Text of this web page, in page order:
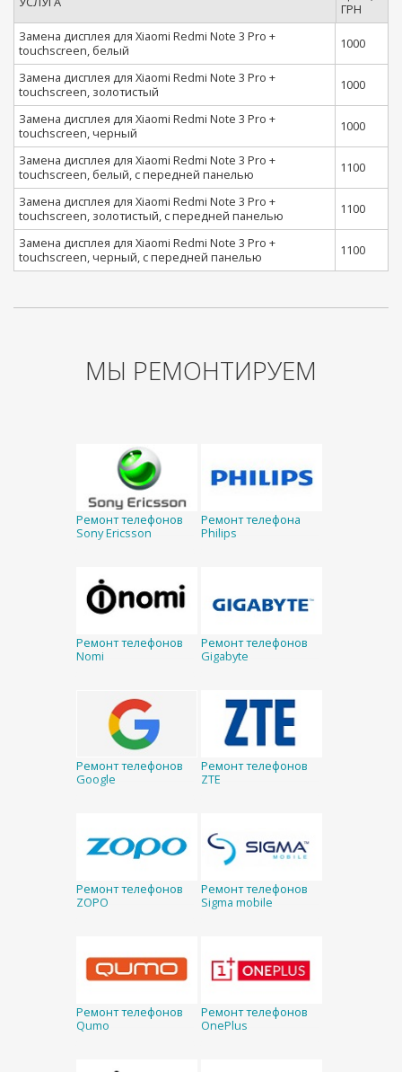
ГРН
Замена дисплея для Xiaomi Redmi Note 3 Pro +
touchscreen, белый
1000
Замена дисплея для Xiaomi Redmi Note 3 Pro +
touchscreen, золотистый
1000
Замена дисплея для Xiaomi Redmi Note 3 Pro +
touchscreen, черный
1000
Замена дисплея для Xiaomi Redmi Note 3 Pro +
touchscreen, белый, с передней панелью
1100
Замена дисплея для Xiaomi Redmi Note 3 Pro +
touchscreen, золотистый, с передней панелью
1100
Замена дисплея для Xiaomi Redmi Note 3 Pro +
touchscreen, черный, с передней панелью
1100
МЫ РЕМОНТИРУЕМ
Ремонт телефонов
Sony Ericsson
Ремонт телефона
Philips
Ремонт телефонов
Nomi
Ремонт телефонов
Gigabyte
Ремонт телефонов
Google
Ремонт телефонов
ZTE
Ремонт телефонов
ZOPO
Ремонт телефонов
Sigma mobile
Ремонт телефонов
Qumo
Ремонт телефонов
OnePlus